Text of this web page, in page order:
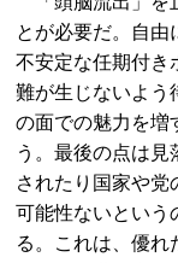
とが必要だ。自由
不安定な任期付き
難が生じないよう
の面での魅力を増
う。最後の点は
されたり国家や党
可能性ないという
る。これは、優れ